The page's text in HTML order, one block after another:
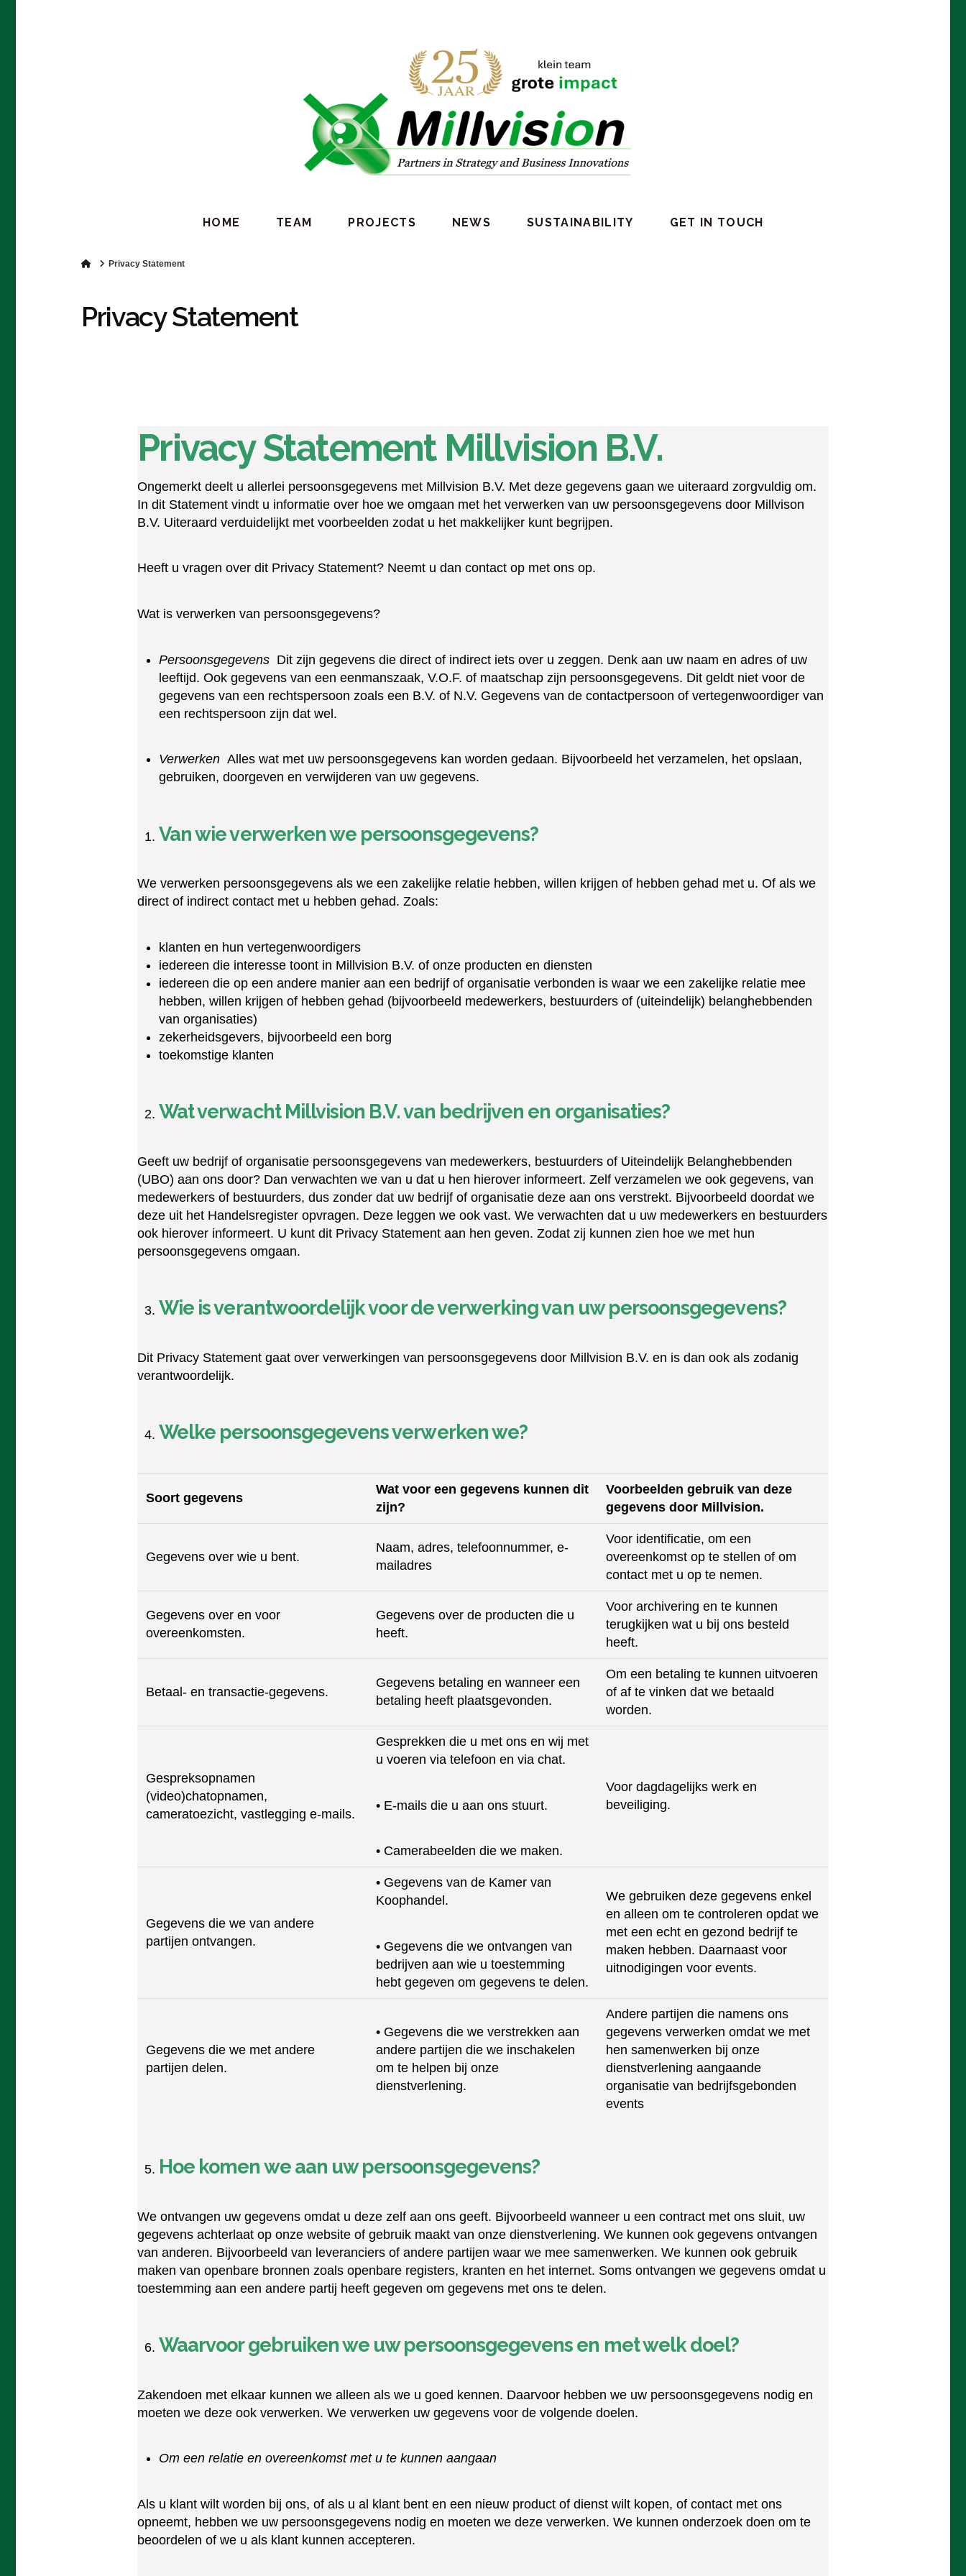
HOME TEAM PROJECTS NEWS SUSTAINABILITY GET IN TOUCH
HomePrivacy Statement
Privacy Statement
Privacy Statement Millvision B.V.
Ongemerkt deelt u allerlei persoonsgegevens met Millvision B.V. Met deze gegevens gaan we uiteraard zorgvuldig om.
In dit Statement vindt u informatie over hoe we omgaan met het verwerken van uw persoonsgegevens door Millvison
B.V. Uiteraard verduidelijkt met voorbeelden zodat u het makkelijker kunt begrijpen.
Heeft u vragen over dit Privacy Statement? Neemt u dan contact op met ons op.
Wat is verwerken van persoonsgegevens?
Persoonsgegevens Dit zijn gegevens die direct of indirect iets over u zeggen. Denk aan uw naam en adres of uw
leeftijd. Ook gegevens van een eenmanszaak, V.O.F. of maatschap zijn persoonsgegevens. Dit geldt niet voor de
gegevens van een rechtspersoon zoals een B.V. of N.V. Gegevens van de contactpersoon of vertegenwoordiger van
een rechtspersoon zijn dat wel.
VerwerkenAlles wat met uw persoonsgegevens kan worden gedaan. Bijvoorbeeld het verzamelen, het opslaan,
gebruiken, doorgeven en verwijderen van uw gegevens.
Van wie verwerken we persoonsgegevens?
We verwerken persoonsgegevens als we een zakelijke relatie hebben, willen krijgen of hebben gehad met u. Of als we
direct of indirect contact met u hebben gehad. Zoals:
klanten en hun vertegenwoordigers
iedereen die interesse toont in Millvision B.V. of onze producten en diensten
iedereen die op een andere manier aan een bedrijf of organisatie verbonden is waar we een zakelijke relatie mee
hebben, willen krijgen of hebben gehad (bijvoorbeeld medewerkers, bestuurders of (uiteindelijk) belanghebbenden
van organisaties)
zekerheidsgevers, bijvoorbeeld een borg
toekomstige klanten
Wat verwacht Millvision B.V. van bedrijven en organisaties?
Geeft uw bedrijf of organisatie persoonsgegevens van medewerkers, bestuurders of Uiteindelijk Belanghebbenden
(UBO) aan ons door? Dan verwachten we van u dat u hen hierover informeert. Zelf verzamelen we ook gegevens, van
medewerkers of bestuurders, dus zonder dat uw bedrijf of organisatie deze aan ons verstrekt. Bijvoorbeeld doordat we
deze uit het Handelsregister opvragen. Deze leggen we ook vast. We verwachten dat u uw medewerkers en bestuurders
ook hierover informeert. U kunt dit Privacy Statement aan hen geven. Zodat zij kunnen zien hoe we met hun
persoonsgegevens omgaan.
Wie is verantwoordelijk voor de verwerking van uw persoonsgegevens?
Dit Privacy Statement gaat over verwerkingen van persoonsgegevens door Millvision B.V. en is dan ook als zodanig
verantwoordelijk.
Welke persoonsgegevens verwerken we?
Soort gegevens
Wat voor een gegevens kunnen dit
zijn?
Voorbeelden gebruik van deze
gegevens door Millvision.
Gegevens over wie u bent.
Naam, adres, telefoonnummer, e-
mailadres
Voor identificatie, om een
overeenkomst op te stellen of om
contact met u op te nemen.
Gegevens over en voor
overeenkomsten.
Gegevens over de producten die u
heeft.
Voor archivering en te kunnen
terugkijken wat u bij ons besteld
heeft.
Betaal- en transactie-gegevens.
Gegevens betaling en wanneer een
betaling heeft plaatsgevonden.
Om een betaling te kunnen uitvoeren
of af te vinken dat we betaald
worden.
Gespreksopnamen
(video)chatopnamen,
cameratoezicht, vastlegging e-mails.
Gesprekken die u met ons en wij met
u voeren via telefoon en via chat.
• E-mails die u aan ons stuurt.
• Camerabeelden die we maken.
Voor dagdagelijks werk en
beveiliging.
Gegevens die we van andere
partijen ontvangen.
• Gegevens van de Kamer van
Koophandel.
• Gegevens die we ontvangen van
bedrijven aan wie u toestemming
hebt gegeven om gegevens te delen.
We gebruiken deze gegevens enkel
en alleen om te controleren opdat we
met een echt en gezond bedrijf te
maken hebben. Daarnaast voor
uitnodigingen voor events.
Gegevens die we met andere
partijen delen.
• Gegevens die we verstrekken aan
andere partijen die we inschakelen
om te helpen bij onze
dienstverlening.
Andere partijen die namens ons
gegevens verwerken omdat we met
hen samenwerken bij onze
dienstverlening aangaande
organisatie van bedrijfsgebonden
events
Hoe komen we aan uw persoonsgegevens?
We ontvangen uw gegevens omdat u deze zelf aan ons geeft. Bijvoorbeeld wanneer u een contract met ons sluit, uw
gegevens achterlaat op onze website of gebruik maakt van onze dienstverlening. We kunnen ook gegevens ontvangen
van anderen. Bijvoorbeeld van leveranciers of andere partijen waar we mee samenwerken. We kunnen ook gebruik
maken van openbare bronnen zoals openbare registers, kranten en het internet. Soms ontvangen we gegevens omdat u
toestemming aan een andere partij heeft gegeven om gegevens met ons te delen.
Waarvoor gebruiken we uw persoonsgegevens en met welk doel?
Zakendoen met elkaar kunnen we alleen als we u goed kennen. Daarvoor hebben we uw persoonsgegevens nodig en
moeten we deze ook verwerken. We verwerken uw gegevens voor de volgende doelen.
Om een relatie en overeenkomst met u te kunnen aangaan
Als u klant wilt worden bij ons, of als u al klant bent en een nieuw product of dienst wilt kopen, of contact met ons
opneemt, hebben we uw persoonsgegevens nodig en moeten we deze verwerken. We kunnen onderzoek doen om te
beoordelen of we u als klant kunnen accepteren.